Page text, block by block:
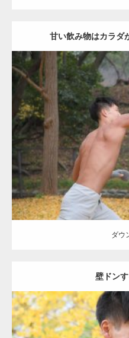
甘い飲み物はカラダ
Update:
Category: 公園のマッチョ
ダウンロード
ダウ
壁ドン